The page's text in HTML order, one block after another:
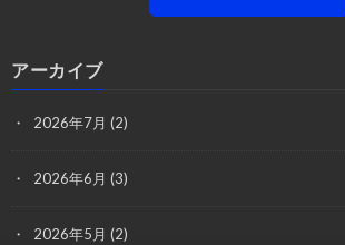
アーカイブ
2026年7月 (2)
2026年6月 (3)
2026年5月 (2)